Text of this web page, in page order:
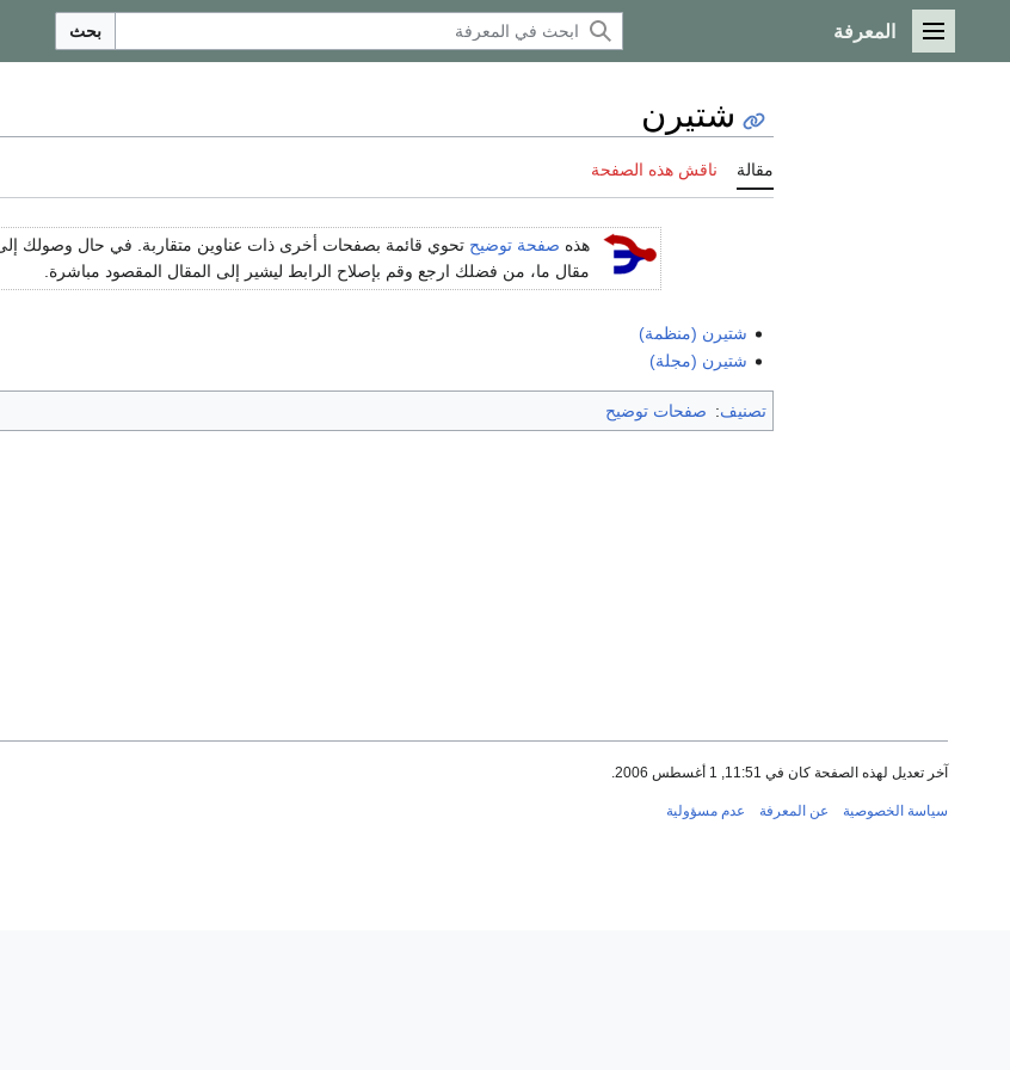
القائمة الرئيسية
المعرفة بحث
شتيرن
مقالة ناقش هذه الصفحة
هذه صفحة توضيح تحوي قائمة بصفحات أخرى ذات عناوين متقاربة. في حال وصولك
مقال ما، من فضلك ارجع وقم بإصلاح الرابط ليشير إلى المقال المقصود مباشرة.
شتيرن (منظمة)
شتيرن (مجلة)
تصنيف: صفحات توضيح
آخر تعديل لهذه الصفحة كان في 11:51, 1 أغسطس 2006.
سياسة الخصوصية عن المعرفة عدم مسؤولية